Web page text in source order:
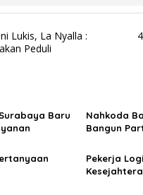
Lukis, La Nyalla :
Peduli
Baru
Nahkoda
Bangun
Pekerja